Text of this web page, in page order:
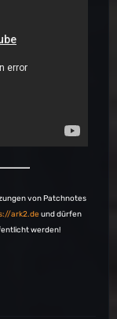
von Patchnotes
ark2.de und dürfen
werden!